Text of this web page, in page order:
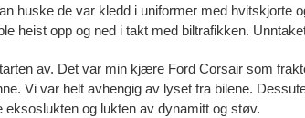
huske de var kledd i uniformer med hvitskjorte
heist opp og ned i takt med biltrafikken.
av. Det var min kjære Ford Corsair som
Vi var helt avhengig av lyset fra bilene.
og lukten av dynamitt og støv.